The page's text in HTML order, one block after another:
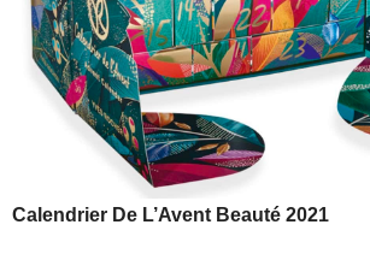
Calendrier De L’Avent Beauté 2021